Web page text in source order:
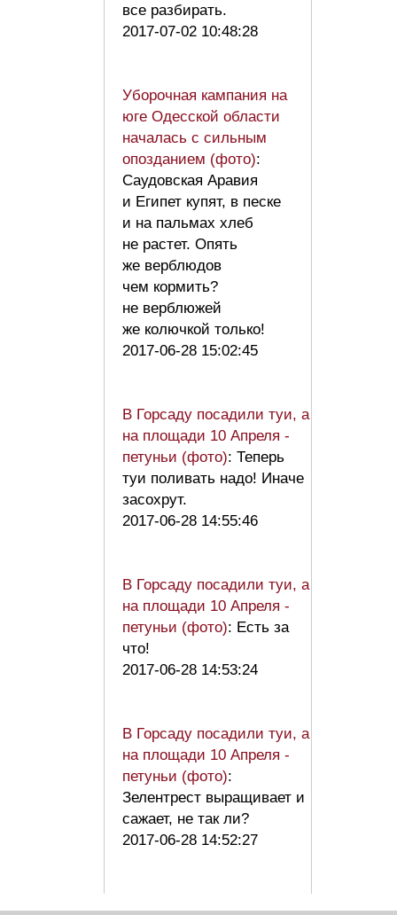
все разбирать.
2017-07-02 10:48:28
Уборочная кампания на
юге Одесской области
началась с сильным
опозданием (фото):
Саудовская Аравия
и Египет купят, в песке
и на пальмах хлеб
не растет. Опять
же верблюдов
чем кормить?
не верблюжей
же колючкой только!
2017-06-28 15:02:45
В Горсаду посадили туи, а
на площади 10 Апреля -
петуньи (фото): Теперь
туи поливать надо! Иначе
засохрут.
2017-06-28 14:55:46
В Горсаду посадили туи, а
на площади 10 Апреля -
петуньи (фото): Есть за
что!
2017-06-28 14:53:24
В Горсаду посадили туи, а
на площади 10 Апреля -
петуньи (фото):
Зелентрест выращивает и
сажает, не так ли?
2017-06-28 14:52:27